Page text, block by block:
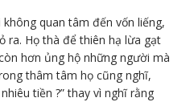
quan tâm đến vốn liếng,
ra. Họ thà để thiên hạ lừa gạt
hơn ủng hộ những người mà
thâm tâm họ cũng nghĩ,
tiền ?” thay vì nghĩ rằng